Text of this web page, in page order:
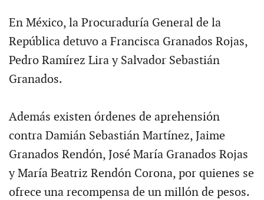
En México, la Procuraduría General de la
República detuvo a Francisca Granados Rojas,
Pedro Ramírez Lira y Salvador Sebastián
Granados.
Además existen órdenes de aprehensión
contra Damián Sebastián Martínez, Jaime
Granados Rendón, José María Granados Rojas
y María Beatriz Rendón Corona, por quienes se
ofrece una recompensa de un millón de pesos.